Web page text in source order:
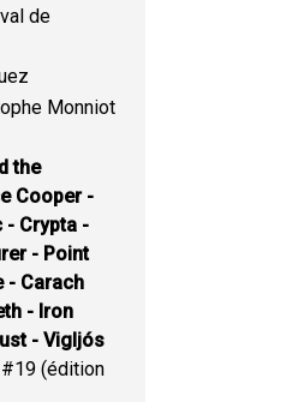
de
Monniot
the
Cooper -
- Crypta -
- Point
- Carach
- Iron
- Vigljós
(édition